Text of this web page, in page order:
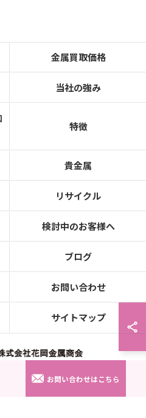
お問い合わせはこちら
金属買取価格
当社の強み
特徴
貴金属
リサイクル
検討中のお客様へ
ブログ
お問い合わせ
サイトマップ
金属商会 ALL RIGHTS RESERVED.